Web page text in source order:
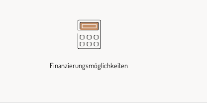
Finanzierungsmöglichkeiten